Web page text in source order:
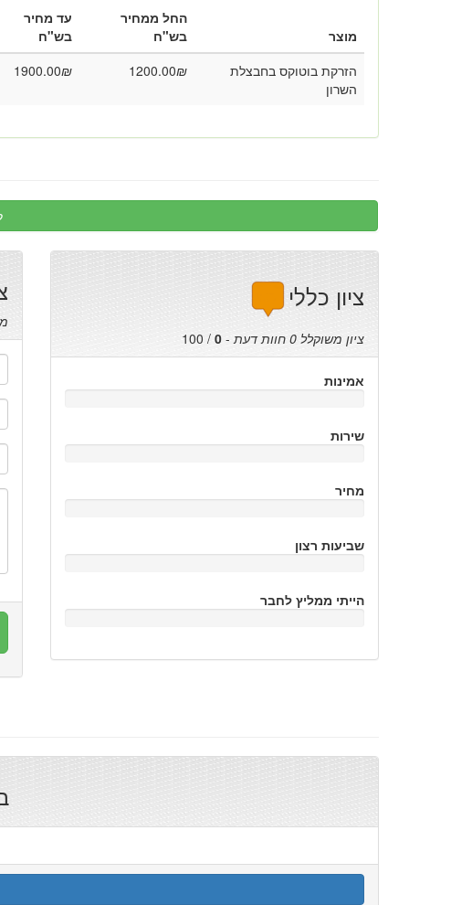
מוצר
החל ממחיר
בש"ח
עד מחיר
בש"ח
הזרקת בוטוקס בחבצלת
השרון
1200.00₪
1900.00₪
ציון כללי
ציון משוקלל 0 חוות דעת-
0
/
100
אמינות
שירות
מחיר
שביעות רצון
הייתי ממליץ לחבר